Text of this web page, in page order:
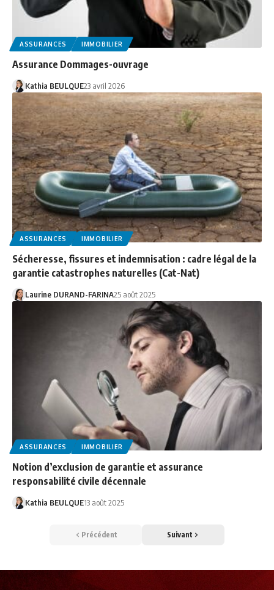
ASSURANCES IMMOBILIER
Assurance Dommages-ouvrage
Kathia BEULQUE23 avril 2026
ASSURANCES IMMOBILIER
Sécheresse, fissures et indemnisation : cadre légal de la
garantie catastrophes naturelles (Cat-Nat)
Laurine DURAND-FARINA25 août 2025
ASSURANCES IMMOBILIER
Notion d’exclusion de garantie et assurance
responsabilité civile décennale
Kathia BEULQUE13 août 2025
Précédent Suivant